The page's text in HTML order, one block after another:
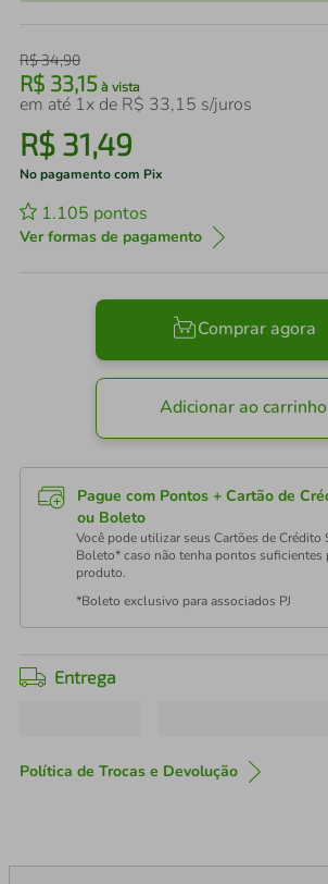
R$34,90
R$ 33,15 à vista
em até 1x de R$ 33,15 s/juros
R$ 31,49
No pagamento com Pix
1.105 pontos
Ver formas de pagamento
Comprar agora
Adicionar ao carrinho
Pague com Pontos + Cartão de
ou Boleto
Você pode utilizar seus Cartões de Crédito
Boleto* caso não tenha pontos suficientes
produto.
*Boleto exclusivo para associados PJ
Entrega
Política de Trocas e Devolução